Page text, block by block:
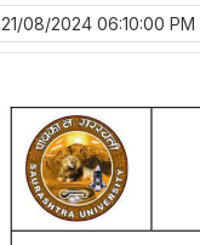
21/08/2024 06:10:00 PM